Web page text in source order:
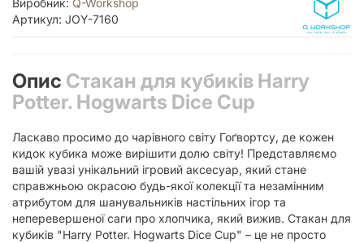
Виробник: Q-Workshop
Артикул: JOY-7160
Опис Стакан для кубиків Harry
Potter. Hogwarts Dice Cup
Ласкаво просимо до чарівного світу Гоґвортсу, де кожен
кидок кубика може вирішити долю світу! Представляємо
вашій увазі унікальний ігровий аксесуар, який стане
справжньою окрасою будь-якої колекції та незамінним
атрибутом для шанувальників настільних ігор та
неперевершеної саги про хлопчика, який вижив. Стакан для
кубиків "Harry Potter. Hogwarts Dice Cup" – це не просто